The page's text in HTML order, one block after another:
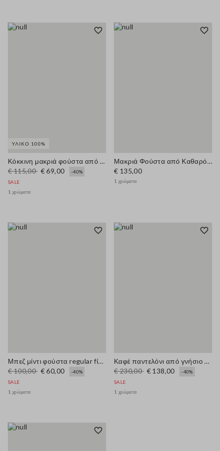
ΥΛΙΚΌ 100%
Κόκκινη μακριά φούστα από καθαρό βαμβάκι regular fit
€ 115,00 € 69,00
-40%
SALE
1 χρώματα
Μακριά Φούστα από Καθαρό Καφέ Οξικό της Κανονικής Εφαρμογής
€ 135,00
1 χρώματα
Μπεζ μίντι φούστα regular fit από μείγμα βαμβακιού
€ 100,00 € 60,00
-40%
SALE
1 χρώματα
Καφέ παντελόνι από γνήσιο δέρμα κανονικής εφαρμογής
€ 230,00 € 138,00
-40%
SALE
1 χρώματα